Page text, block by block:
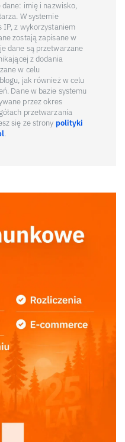
imię i nazwisko,
W systemie
IP, z wykorzystaniem
zostają zapisane w
dane są przetwarzane
z dodania
w celu
jak również w celu
Dane w bazie systemu
przez okres
przetwarzania
się ze strony polityki
.